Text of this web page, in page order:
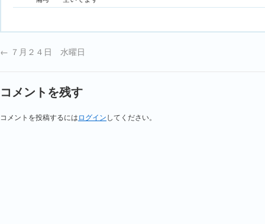
← ７月２４日 水曜日
コメントを残す
コメントを投稿するには ログイン してください。